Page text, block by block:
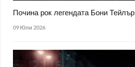
Почина рок легендата Бони Тейлър
09 Юли 2026